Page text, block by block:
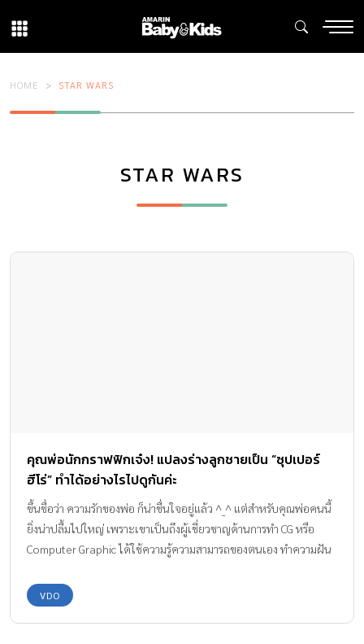
HOME STAR WARS
STAR WARS
คุณพ่อนักกราฟฟิกเจ๋ง! แปลงร่างลูกชายเป็น “ซุปเปอร์
ฮีโร่” ทำได้อย่างไรไปดูกันค่ะ
ขึ้นชื่อว่า ความรักของพ่อ ก็น่าชื่นใจอยู่แล้ว ^_^ แต่สำหรับคุณพ่อคนนี้
ยิ่งน่าปลื้มไปใหญ่ เพราะเขาเป็นถึงผู้เชี่ยวชาญด้านการทำ CG หรือ
Computer Graphic ได้ใช้ความรู้ความสามารถของตนเอง ทำความฝัน
นักทำคอมพิวเตอร์กราฟฟิกให้กับ DreamWorks สตูดิโอยักษ์ใหญ่ใน
สหรัฐฯ เขาทำคลิปวิดีโอที่กำลังโด่งดังไปในยูทูปในขณะนี้ โดยเริ่มจาก
VDO